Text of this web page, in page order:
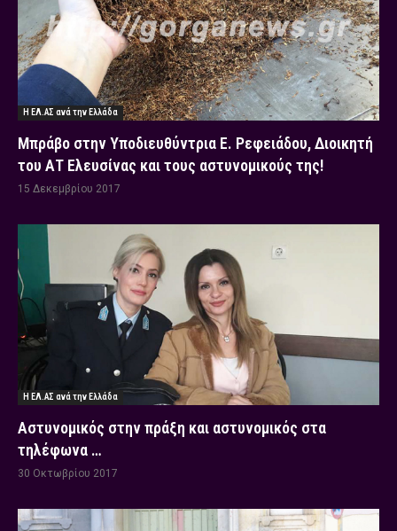
Η ΕΛ.ΑΣ ανά την Ελλάδα
Μπράβο στην Υποδιευθύντρια Ε. Ρεφειάδου, Διοικητή
του ΑΤ Ελευσίνας και τους αστυνομικούς της!
15 Δεκεμβρίου 2017
Η ΕΛ.ΑΣ ανά την Ελλάδα
Αστυνομικός στην πράξη και αστυνομικός στα
τηλέφωνα …
30 Οκτωβρίου 2017